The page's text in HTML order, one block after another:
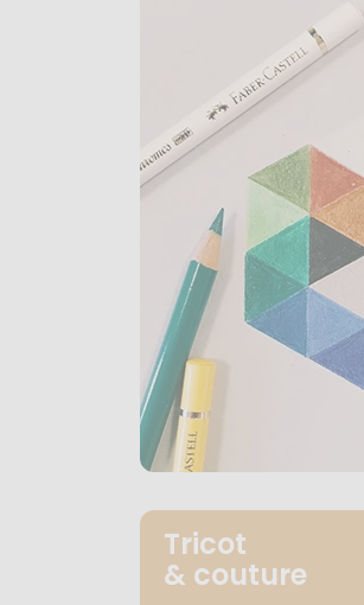
Tricot
& couture